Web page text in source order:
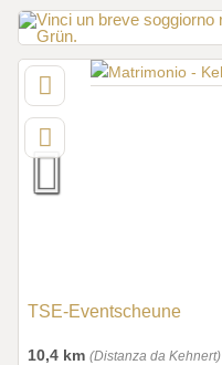
TSE-Eventscheune
10,4 km (Distanza da Kehnert)